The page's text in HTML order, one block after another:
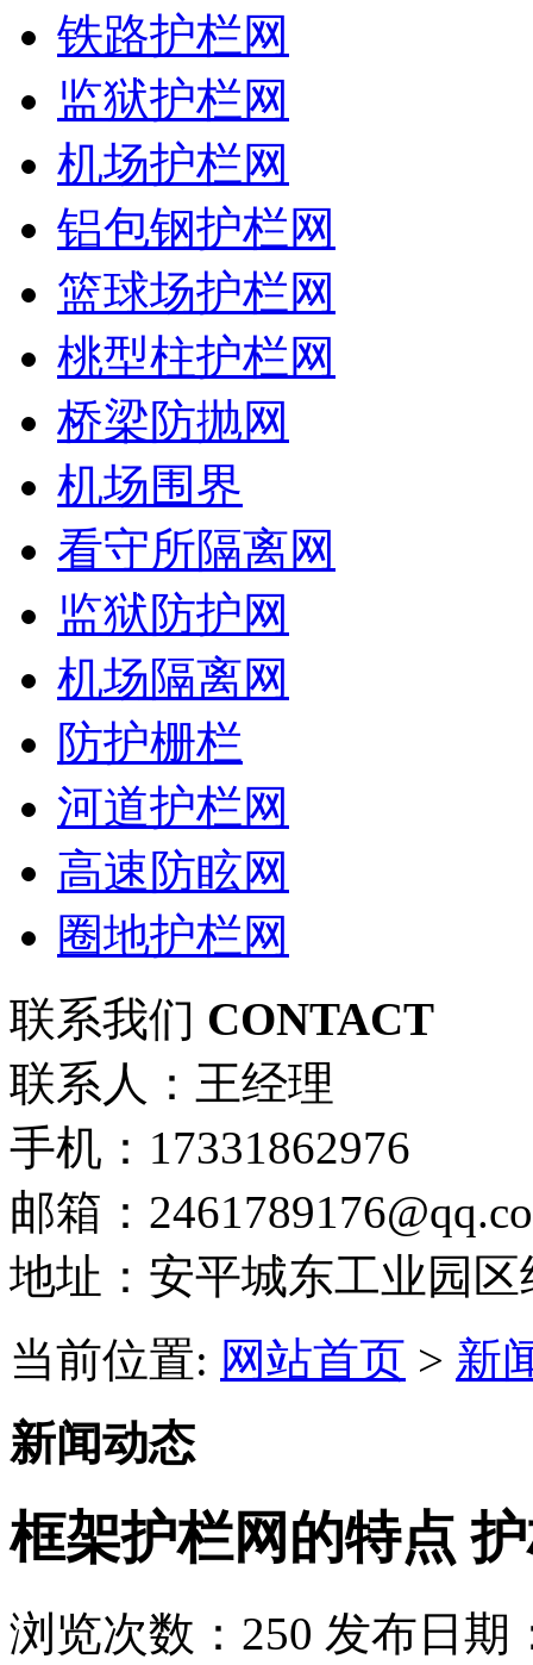
铁路护栏网
监狱护栏网
机场护栏网
铝包钢护栏网
篮球场护栏网
桃型柱护栏网
桥梁防抛网
机场围界
看守所隔离网
监狱防护网
机场隔离网
防护栅栏
河道护栏网
高速防眩网
圈地护栏网
联系我们 CONTACT
联系人：王经理
手机：17331862976
邮箱：
地址：安平城东工业园区
当前位置: 网站首页 > 新
新闻动态
框架护栏网的特点
浏览次数： 250 发布日期